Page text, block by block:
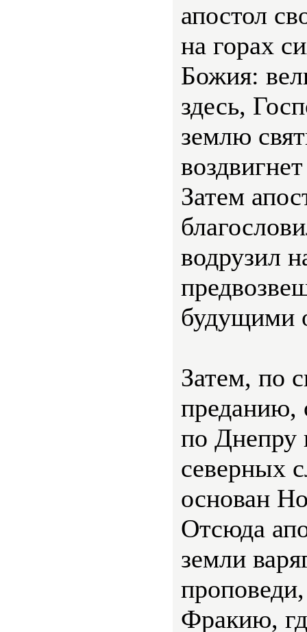
апостол
на горах
Божия:
здесь,
землю
Затем
водрузил
будущими
Затем, по
преданию,
по Днепру
северных
основан
Отсюда
земли
Фракию,